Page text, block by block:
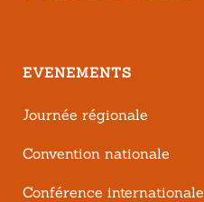
EVENEMENTS
Journée régionale
Convention nationale
Conférence internationale